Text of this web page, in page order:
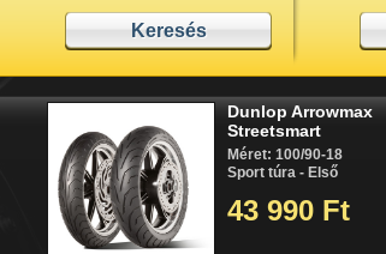
Dunlop Arrowmax
Streetsmart
Méret: 100/90-18
Sport túra - Első
43 990 Ft